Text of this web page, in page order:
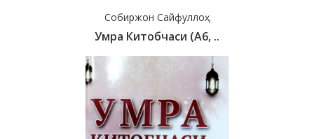
Собиржон Сайфуллоҳ
Умра Китобчаси (А6, ..